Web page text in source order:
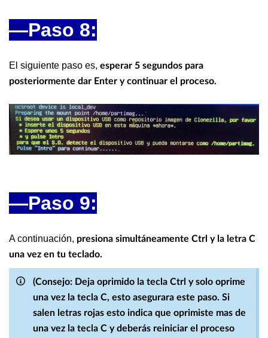
—Paso 8:
El siguiente paso es, esperar 5 segundos para
posteriormente dar Enter y continuar el proceso.
—Paso 9:
A continuación, presiona simultáneamente Ctrl y la letra C
una vez en tu teclado.
(Consejo: Deja oprimido la tecla Ctrl y solo oprime
una vez la tecla C, esto asegurara este paso. Si
salen letras rojas esto indica que oprimiste mas de
una vez la tecla C y deberás reiniciar el proceso